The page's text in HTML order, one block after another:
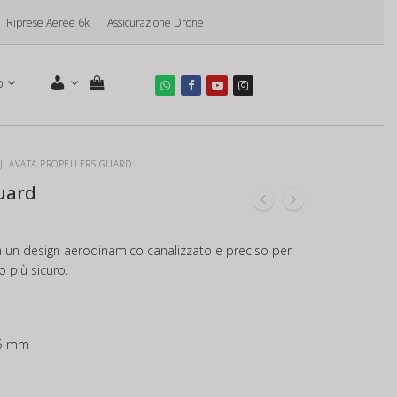
Riprese Aeree 6k Assicurazione Drone
AVATA PROPELLERS GUARD
un design aerodinamico canalizzato e preciso per
più sicuro.
mm